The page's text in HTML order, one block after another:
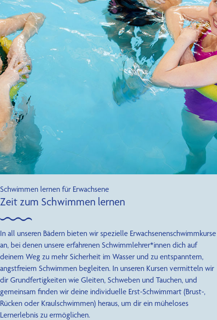
Aquafitness
Für Mamas
Wellness & Retreat
Soul
Specials
Ferienkurse
Blog
FAQ
Über uns
Kontakt
Schwimmen lernen für Erwachsene
Zeit zum Schwimmen lernen
In all unseren Bädern bieten wir spezielle Erwachsenenschwimmkurse
an, bei denen unsere erfahrenen Schwimmlehrer*innen dich auf
deinem Weg zu mehr Sicherheit im Wasser und zu entspanntem,
angstfreiem Schwimmen begleiten. In unseren Kursen vermitteln wir
dir Grundfertigkeiten wie Gleiten, Schweben und Tauchen, und
gemeinsam finden wir deine individuelle Erst-Schwimmart (Brust-,
Rücken oder Kraulschwimmen) heraus, um dir ein müheloses
Lernerlebnis zu ermöglichen.